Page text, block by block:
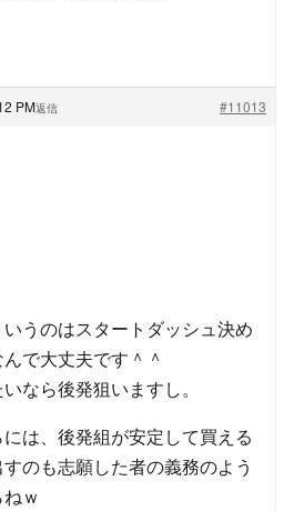
PM #11013
返信
うのはスタートダッシュ決め
で大丈夫です＾＾
なら後発狙いますし。
は、後発組が安定して買える
のも志願した者の義務のよう
ｗ